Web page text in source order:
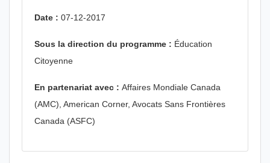
Date : 07-12-2017
Sous la direction du programme : Éducation
Citoyenne
En partenariat avec : Affaires Mondiale Canada
(AMC), American Corner, Avocats Sans Frontières
Canada (ASFC)